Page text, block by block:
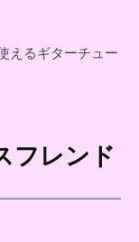
えるギターチュー
フレンド